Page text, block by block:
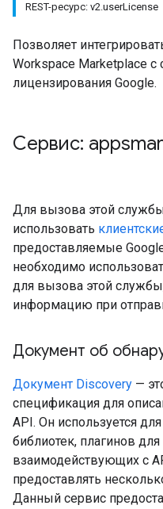
REST-ресурс: v2.userLicense
Позволяет
Workspace Marketplace с
лицензирования Google.
Сервис:
Для вызова этой
использовать
предоставляемые
необходимо
для вызова этой
информацию при
Документ об
Документ Discovery —
спецификация для
API. Он используется
библиотек, плагинов
взаимодействующих с
предоставлять
Данный сервис